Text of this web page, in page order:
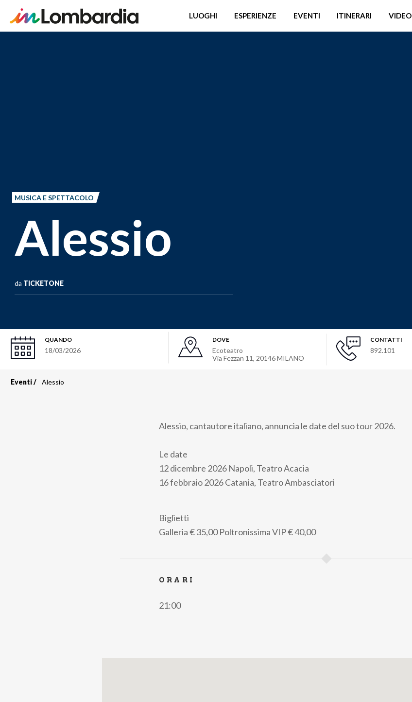
LUOGHI ESPERIENZE EVENTI ITINERARI VIDEO
MUSICA E SPETTACOLO
Alessio
da TICKETONE
QUANDO
18/03/2026
DOVE
Ecoteatro
Via Fezzan 11, 20146MILANO
CONTATTI
892.101
Eventi Alessio
Alessio, cantautore italiano, annuncia le date del suo tour 2026.
Le date
12 dicembre 2026 Napoli, Teatro Acacia
16 febbraio 2026 Catania, Teatro Ambasciatori
Biglietti
Galleria€ 35,00 Poltronissima VIP€ 40,00
ORARI
21:00